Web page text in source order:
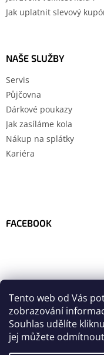
Tento web od Vás
zobrazování
Souhlas udělíte
jej můžete
Jak uplatnit slevový
NAŠE SLUŽBY
Servis
Půjčovna
Dárkové poukazy
Jak zasíláme kola
Nákup na splátky
Kariéra
FACEBOOK